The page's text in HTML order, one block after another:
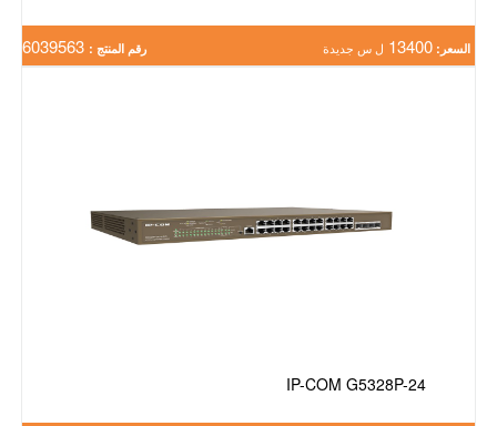
السعر: 13400 ل س جديدة رقم المنتج :
IP-COM G5328P-24